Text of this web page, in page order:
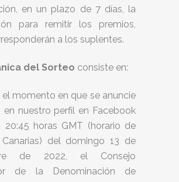
en un plazo de 7 días, la
para remitir los premios,
a los suplentes.
del Sorteo consiste en:
momento en que se anuncie
en nuestro perfil en Facebook
20:45 horas GMT (horario de
del domingo 13 de
de 2022, el Consejo
de la Denominación de